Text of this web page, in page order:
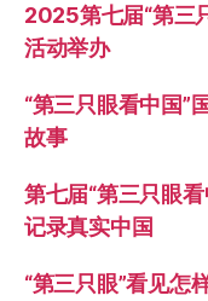
2025第七届“第三
活动举办
“第三只眼看中国”
故事
第七届“第三只眼
记录真实中国
“第三只眼”看见怎